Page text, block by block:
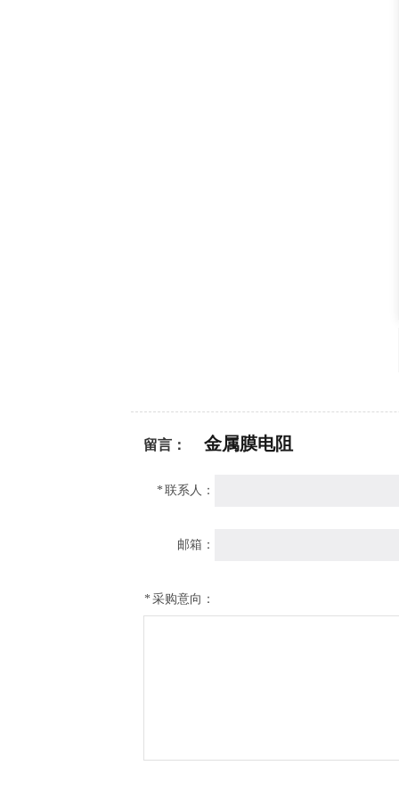
留言： 金属膜电阻
*联系人：
邮箱：
*采购意向：